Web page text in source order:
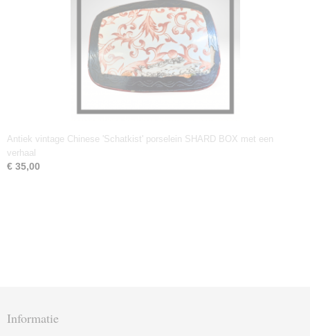
Antiek vintage Chinese 'Schatkist' porselein SHARD BOX met een
verhaal
€ 35,00
Informatie